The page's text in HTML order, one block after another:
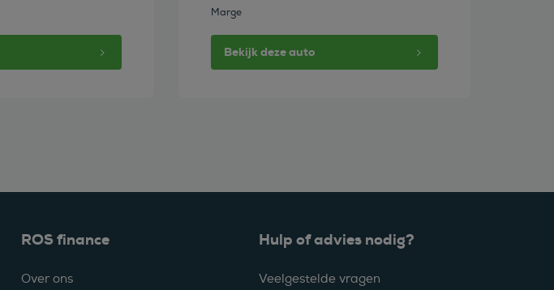
Marge
Bekijk deze auto
ROS finance
Over ons
Hulp of advies nodig?
Veelgestelde vragen